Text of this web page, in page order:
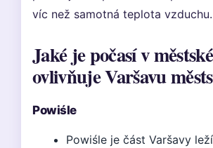
víc než samotná teplota vzduchu.
Jaké je počasí v
ovlivňuje Varšavu
Powiśle
Powiśle je část Varšavy